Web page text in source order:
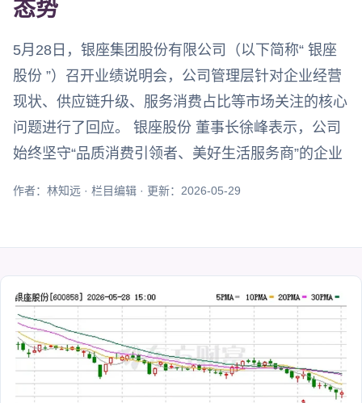
态势
5月28日，银座集团股份有限公司（以下简称“ 银座
股份 ”）召开业绩说明会，公司管理层针对企业经营
现状、供应链升级、服务消费占比等市场关注的核心
问题进行了回应。 银座股份 董事长徐峰表示，公司
始终坚守“品质消费引领者、美好生活服务商”的企业
作者：林知远 · 栏目编辑 · 更新：2026-05-29